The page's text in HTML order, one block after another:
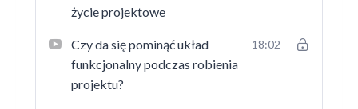
życie projektowe
Czy da się pominąć układ
funkcjonalny podczas robienia
projektu?
18:02